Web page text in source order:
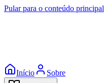
Pular para o conteúdo principal
Início Sobre